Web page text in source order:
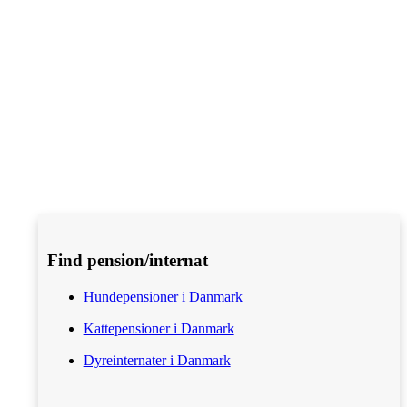
Find pension/internat
Hundepensioner i Danmark
Kattepensioner i Danmark
Dyreinternater i Danmark